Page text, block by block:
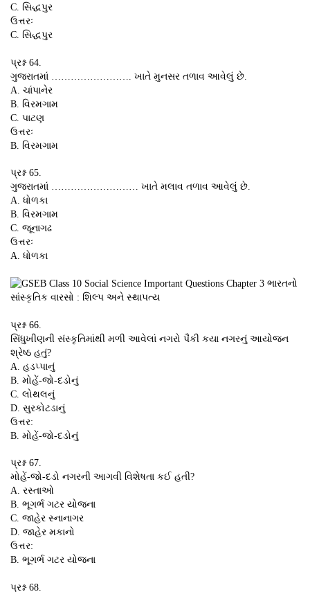
C. સિદ્ધપુર
ઉત્તરઃ
C. સિદ્ધપુર
પ્રશ્ન 64.
ગુજરાતમાં ……………………. ખાતે મુનસર તળાવ આવેલું છે.
A. ચાંપાનેર
B. વિરમગામ
C. પાટણ
ઉત્તરઃ
B. વિરમગામ
પ્રશ્ન 65.
ગુજરાતમાં ……………………… ખાતે મલાવ તળાવ આવેલું છે.
A. ધોળકા
B. વિરમગામ
C. જૂનાગઢ
ઉત્તરઃ
A. ધોળકા
પ્રશ્ન 66.
સિંધુખીણની સંસ્કૃતિમાંથી મળી આવેલાં નગરો પૈકી કયા નગરનું આયોજન
શ્રેષ્ઠ હતું?
A. હડપ્પાનું
B. મોહેં-જો-દડોનું
C. લોથલનું
D. સુરકોટડાનું
ઉત્તર:
B. મોહેં-જો-દડોનું
પ્રશ્ન 67.
મોહેં-જો-દડો નગરની આગવી વિશેષતા કઈ હતી?
A. રસ્તાઓ
B. ભૂગર્ભ ગટર યોજના
C. જાહેર સ્નાનાગર
D. જાહેર મકાનો
ઉત્તર:
B. ભૂગર્ભ ગટર યોજના
પ્રશ્ન 68.